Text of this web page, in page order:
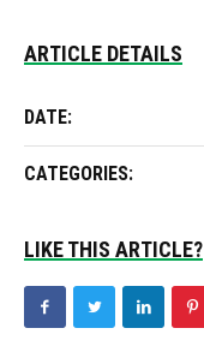
ARTICLE DETAILS
DATE:
CATEGORIES:
LIKE THIS ARTICLE?